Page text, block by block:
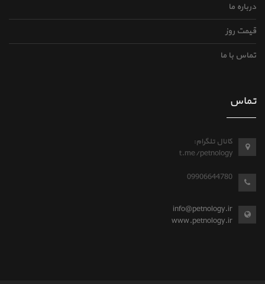
درباره ما
قیمت روز
تماس با ما
تماس
کانال تلگرام:
t.me/petnology
09906644780
info@petnology.ir
www.petnology.ir